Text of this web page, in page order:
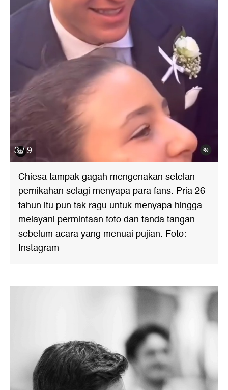
3 / 9
Chiesa tampak gagah mengenakan setelan
pernikahan selagi menyapa para fans. Pria 26
tahun itu pun tak ragu untuk menyapa hingga
melayani permintaan foto dan tanda tangan
sebelum acara yang menuai pujian. Foto:
Instagram